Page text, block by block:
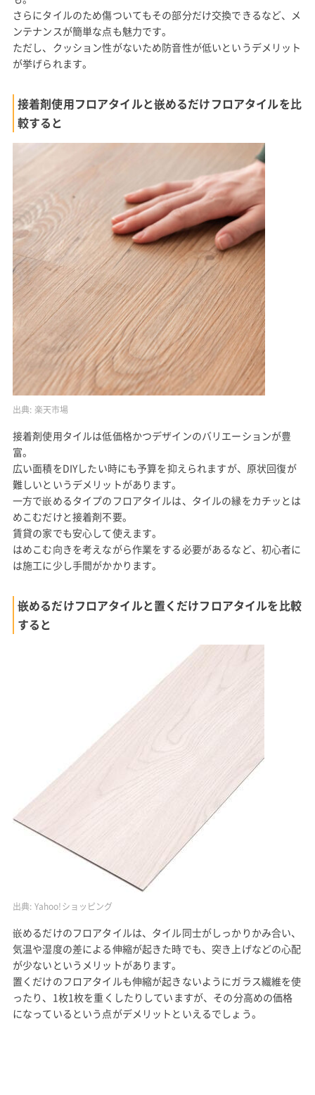
さらにタイルのため傷ついてもその部分だけ交換できるなど、メ
ンテナンスが簡単な点も魅力です。
ただし、クッション性がないため防音性が低いというデメリット
が挙げられます。
接着剤使用フロアタイルと嵌めるだけフロアタイルを比
較すると
出典: 楽天市場
接着剤使用タイルは低価格かつデザインのバリエーションが豊
富。
広い面積をDIYしたい時にも予算を抑えられますが、原状回復が
難しいというデメリットがあります。
一方で嵌めるタイプのフロアタイルは、タイルの縁をカチッとは
めこむだけと接着剤不要。
賃貸の家でも安心して使えます。
はめこむ向きを考えながら作業をする必要があるなど、初心者に
は施工に少し手間がかかります。
嵌めるだけフロアタイルと置くだけフロアタイルを比較
すると
出典: Yahoo!ショッピング
嵌めるだけのフロアタイルは、タイル同士がしっかりかみ合い、
気温や湿度の差による伸縮が起きた時でも、突き上げなどの心配
が少ないというメリットがあります。
置くだけのフロアタイルも伸縮が起きないようにガラス繊維を使
ったり、1枚1枚を重くしたりしていますが、その分高めの価格
になっているという点がデメリットといえるでしょう。